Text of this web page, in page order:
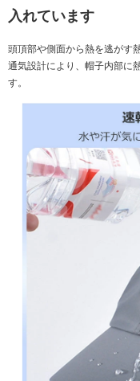
入れています
頭頂部や側面から熱を逃がす
通気設計により、帽子内部に
す。